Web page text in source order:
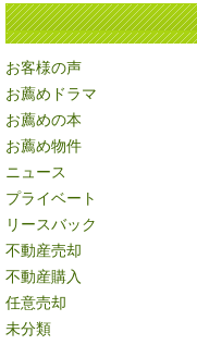
お客様の声
お薦めドラマ
お薦めの本
お薦め物件
ニュース
プライベート
リースバック
不動産売却
不動産購入
任意売却
未分類